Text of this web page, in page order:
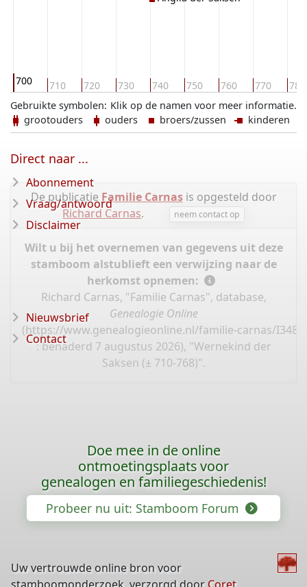
700 710 720 730 740 750 760 770 780
Klik op de namen voor meer informatie.
Gebruikte symbolen:
grootouders
ouders broers/zussen kinderen
De publicatie Familie Carnasis opgesteld door
Richard Carnas. neem contact op
Wilt u bij het overnemen van gegevens uit deze
stamboom alstublieft een verwijzing naar de
herkomst opnemen:
Richard Carnas, "Familie Carnas", database,
Genealogie Online
(https://www.genealogieonline.nl/familie-carnas/
: benaderd 7 augustus 2026), "Wernekind der
Saksen (± 710-768)".
Direct naar ...
Abonnement
Vraag/antwoord
Disclaimer
Nieuwsbrief
Contact
Doe mee in de online
ontmoetingsplaats voor
genealogen en familiegeschiedenis!
Probeer nu uit: Stamboom Forum
Uw vertrouwde online bron voor